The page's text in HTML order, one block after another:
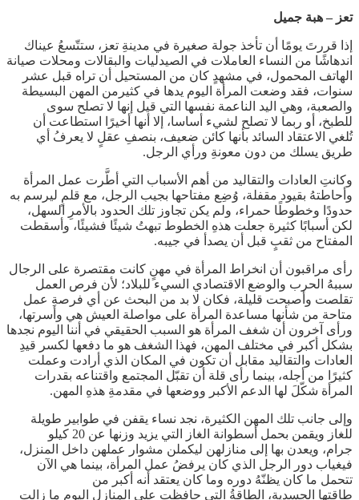
تعز – هبة جميل
إذا قررتَ يومًا أن تأخذ جولة صغيرة في مدينةِ تعز، ستتّسعُ عيناك
اندهاشًا من النساء العاملات في الصيدليات والبقالات ومحلات صيانة
الهاتف المحمول، في مشهدٍ كان من المستحيل أن تراه قبل عشر
سنوات، فقد وضعت المرأة اليوم يدها في كثيرمن المهن البسيطة
والصعبة، وهي اليد الناعمة نفسها التي قيل إنها لا تصلح سوى
للطبخ، أو ربما لا تصلح لشيء أساسا، إلا أنها أخيرًا استطاعت أن
تُلغي الاعتقاد السائد بأنها كائن ضعيف، بنصفِ عقلٍ لا يعرفُ أي
طريق يسلك من دون معونةِ ورأي الرجل.
وكانتِ العادات والتقاليد من أهم الأسباب التي أطَّرت عمل المرأة
وأحاطتهُ بقيود مقفلة، وُضِع مفتاحها بجيب الرجل، مع قلمٍ ليرسم به
حدودًا وخطوطًا حمراء، ولم يكن تجاوز تلك الحدود بالأمرِ السهل،
لكن أسبابًا كثيرة جعلت هذهِ الخطوط تبهتُ شيئًا فشيئًا، وأسقطت
المفتاح من ثقبٍ قبل أن يصدأ في جيبه.
رأى مراقبون أن انخراط المرأة في مهنٍ كانت مقتصرة على الرجال
سببهُ الحرب والوضع الاقتصادي السيء للبلاد؛ لأن فرص العمل
تقلصت وأصبحت قليلة، فكان لا بد من البحث عن أي فرصةِ عمل
متاحة من شأنها مساعدة المرأة على مواصلة العيش هي وأسرتها،
ورأى آخرون أن شغف المرأة هو السبب الحقيقي في أننا اليوم نجدها
بشكل أكبر في مختلف المهن، فهذا الشغف هو ما دفعها لكسر قيدِ
العادات والتقاليد مقابل أن تكون في المكان الذي أرادت وعملت
كثيرًا من أجله، بينما رأى قلة أن تقبّل المجتمع واقتناعه بقدرات
المرأة شكّلَ لها الدعم الأكبر ووضعها في مقدمةِ هذهِ المهن.
وإلى جانب تلك المهن الكثيرة، نجد نساء يقفن في طوابير طويلة
للغاز ويقمن بحمل أسطوانة الغاز التي يزيد وزنها عن 20 كيلو
جرام، ويعدن بها إلى منازلهن ليكملن مشوار عملهن داخل المنزل،
فيغياب دور الرجل الذي كان يرفضُ عمل المرأة، بينما هي الآن
تتحمل ما كان يظنّهُ دوره وما كان يعتقد أنه أكبر من
طاقتها الجسدية، الطاقةُ التي حافظت على المنازل اليوم ما زالت